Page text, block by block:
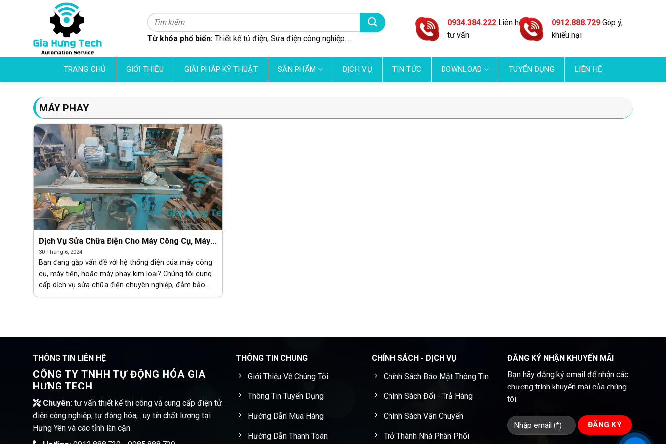
Tìm
kiếm:
Từ khóa phổ biến: Thiết kế tủ điện, Sửa điện công nghiệp....
0934.384.222 Liên hệ
tư vấn
0912.888.729 Góp ý,
khiếu nại
TRANG CHỦ GIỚI THIỆU GIẢI PHÁP KỸ THUẬT SẢN PHẨM DỊCH VỤ TIN TỨC DOWNLOAD TUYỂN DỤNG LIÊN HỆ
MÁY PHAY
Dịch Vụ Sửa Chữa Điện Cho Máy Công Cụ, Máy
Tiện, Máy Phay…
30 Tháng 6, 2024
Bạn đang gặp vấn đề với hệ thống điện của máy công
cụ, máy tiện, hoặc máy phay kim loại? Chúng tôi cung
cấp dịch vụ sửa chữa điện chuyên nghiệp, đảm bảo
máy móc của bạn hoạt động ổn [...]
THÔNG TIN LIÊN HỆ
CÔNG TY TNHH TỰ ĐỘNG HÓA GIA
HƯNG TECH
Chuyên:tư vấn thiết kế thi công và cung cấp điện tử,
điện công nghiệp, tự động hóa,.. uy tín chất lượng tại
Hưng Yên và các tỉnh lân cận
THÔNG TIN CHUNG
Giới Thiệu Về Chúng Tôi
Thông Tin Tuyển Dụng
Hướng Dẫn Mua Hàng
Hướng Dẫn Thanh Toán
CHÍNH SÁCH - DỊCH VỤ
Chính Sách Bảo Mật Thông Tin
Chính Sách Đổi - Trả Hàng
Chính Sách Vận Chuyển
Trở Thành Nhà Phân Phối
ĐĂNG KÝ NHẬN KHUYẾN MÃI
Bạn hãy đăng ký email để nhận các
chương trình khuyến mãi của chúng
tôi.